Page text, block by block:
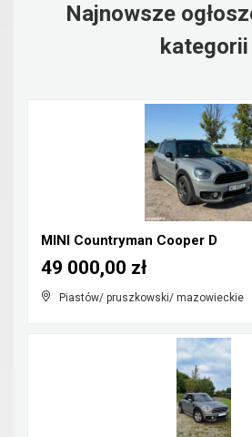
Najnowsze
kategorii
MINI Countryman Cooper D
Piastów/ pruszkowski/ mazowieckie
49 000,00 zł